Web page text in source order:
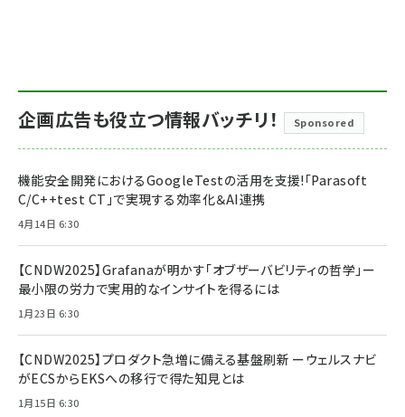
企画広告も役立つ情報バッチリ！ Sponsored
機能安全開発におけるGoogleTestの活用を支援!「Parasoft
C/C++test CT」で実現する効率化＆AI連携
4月14日 6:30
【CNDW2025】Grafanaが明かす「オブザーバビリティの哲学」ー
最小限の労力で実用的なインサイトを得るには
1月23日 6:30
【CNDW2025】プロダクト急増に備える基盤刷新 ーウェルスナビ
がECSからEKSへの移行で得た知見とは
1月15日 6:30